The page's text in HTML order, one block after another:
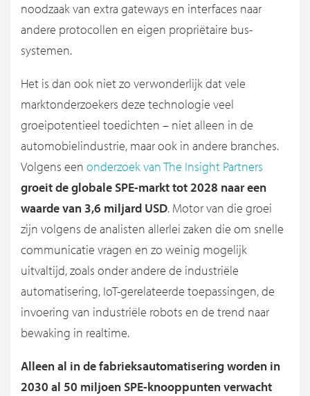
noodzaak van extra gateways en interfaces naar
andere protocollen en eigen propriëtaire bus-
systemen.
Het is dan ook niet zo verwonderlijk dat vele
marktonderzoekers deze technologie veel
groeipotentieel toedichten – niet alleen in de
automobielindustrie, maar ook in andere branches.
Volgens een onderzoek van The Insight Partners
groeit de globale SPE-markt tot 2028 naar een
waarde van 3,6 miljard USD. Motor van die groei
zijn volgens de analisten allerlei zaken die om snelle
communicatie vragen en zo weinig mogelijk
uitvaltijd, zoals onder andere de industriële
automatisering, IoT-gerelateerde toepassingen, de
invoering van industriële robots en de trend naar
bewaking in realtime.
Alleen al in de fabrieksautomatisering worden in
2030 al 50 miljoen SPE-knooppunten verwacht